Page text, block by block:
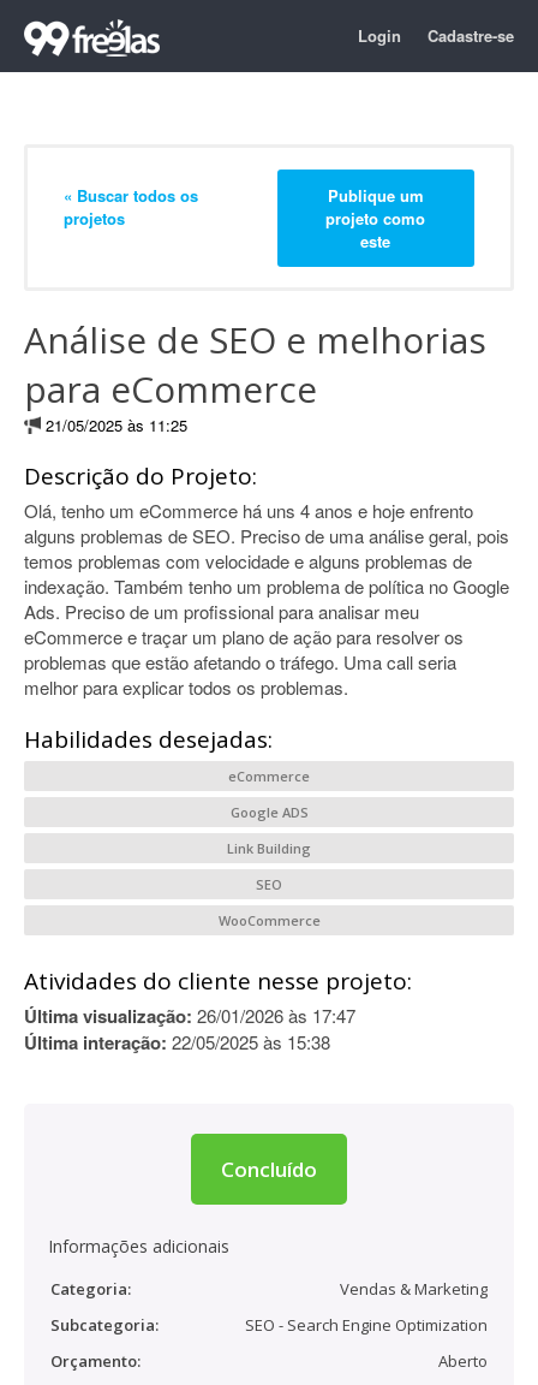
Login Cadastre-se
« Buscar todos os
projetos
Publique um
projeto como
este
Análise de SEO e melhorias
para eCommerce
21/05/2025 às 11:25
Descrição do Projeto:
Olá, tenho um eCommerce há uns 4 anos e hoje enfrento
alguns problemas de SEO. Preciso de uma análise geral, pois
temos problemas com velocidade e alguns problemas de
indexação. Também tenho um problema de política no Google
Ads. Preciso de um profissional para analisar meu
eCommerce e traçar um plano de ação para resolver os
problemas que estão afetando o tráfego. Uma call seria
melhor para explicar todos os problemas.
Habilidades desejadas:
eCommerce
Google ADS
Link Building
SEO
WooCommerce
Atividades do cliente nesse projeto:
Última visualização: 26/01/2026 às 17:47
Última interação: 22/05/2025 às 15:38
Concluído
Informações adicionais
Categoria:
Vendas & Marketing
Subcategoria:
SEO - Search Engine Optimization
Orçamento:
Aberto